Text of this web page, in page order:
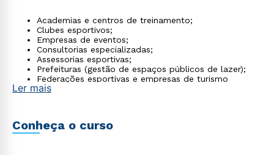
Academias e centros de treinamento;
Clubes esportivos;
Empresas de eventos;
Consultorias especializadas;
Assessorias esportivas;
Prefeituras (gestão de espaços públicos de lazer);
Federações esportivas e empresas de turismo
recreativo.
Ler mais
Conheça o curso